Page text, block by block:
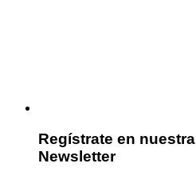
Regístrate en nuestra
Newsletter